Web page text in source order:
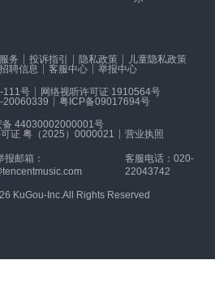
务 投诉指引 隐私政策
儿童隐私政策
招聘信息 客服中心
举报中心
111号
网络视听许可证 1910564号
20060339
粤ICP备09017694号
备 44030002000001号
证 粤（2025）0000021
营业执照
邮箱：
客服电话：020-
22043742
KuGou-Inc.All Rights Reserved